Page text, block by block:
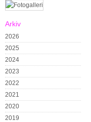
Arkiv
2026
2025
2024
2023
2022
2021
2020
2019